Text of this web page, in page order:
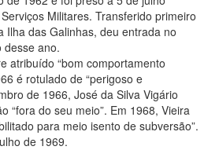
Militares. Transferido primeiro
Ilha das Galinhas, deu entrada no
desse ano.
atribuído “bom comportamento
é rotulado de “perigoso e
de 1966, José da Silva Vigário
“fora do seu meio”. Em 1968, Vieira
para meio isento de subversão”.
de 1969.